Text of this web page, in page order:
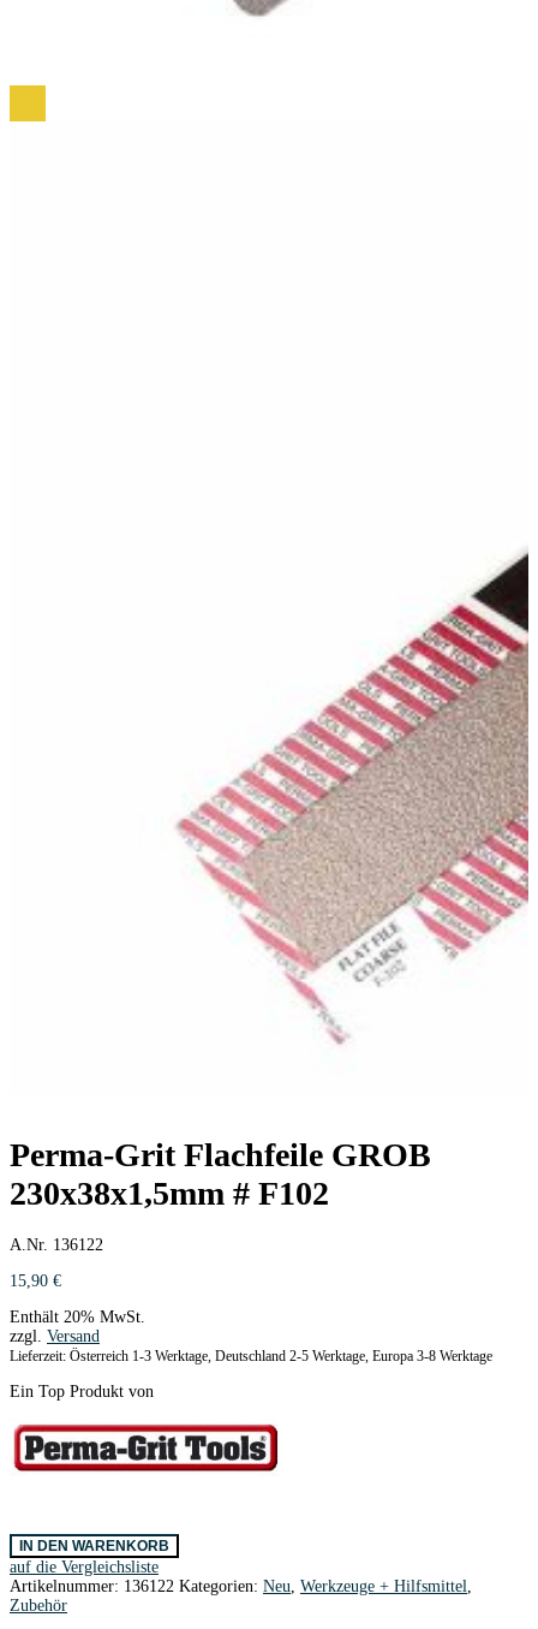
Perma-Grit Flachfeile GROB
230x38x1,5mm # F102
A.Nr. 136122
15,90 €
Enthält 20% MwSt.
zzgl. Versand
Lieferzeit: Österreich 1-3 Werktage, Deutschland 2-5 Werktage, Europa 3-8 Werktage
Ein Top Produkt von
Perma-
Grit
Flachfeile
GROB
230x38x1,5mm
IN DEN WARENKORB
auf die Vergleichsliste
Artikelnummer: 136122 Kategorien: Neu Werkzeuge + Hilfsmittel
Zubehör